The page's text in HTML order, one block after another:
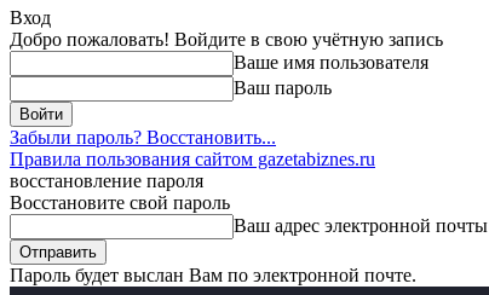
Вход
Добро пожаловать! Войдите в свою учётную запись
Ваше имя пользователя
Ваш пароль
Забыли пароль? Восстановить...
Правила пользования сайтом gazetabiznes.ru
восстановление пароля
Восстановите свой пароль
Ваш адрес электронной почты
Пароль будет выслан Вам по электронной почте.